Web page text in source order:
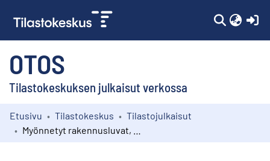
OTOS
Tilastokeskuksen julkaisut verkossa
Kokoelmat
Etusivu Tilastokeskus
Tilastojulkaisut